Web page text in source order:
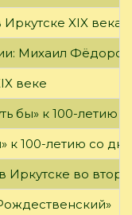
XIX века
Михаил Фёдоров
веке
бы» к 100-летию
к 100-летию со
во